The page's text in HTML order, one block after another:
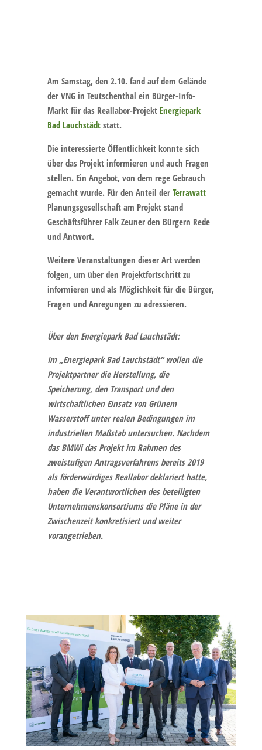
Am Samstag, den 2.10. fand auf dem Gelände
der VNG in Teutschenthal ein Bürger-Info-
Markt für das Reallabor-Projekt Energiepark
Bad Lauchstädtstatt.
Die interessierte Öffentlichkeit konnte sich
über das Projekt informieren und auch Fragen
stellen. Ein Angebot, von dem rege Gebrauch
gemacht wurde. Für den Anteil der Terrawatt
Planungsgesellschaft am Projekt stand
Geschäftsführer Falk Zeuner den Bürgern Rede
und Antwort.
Weitere Veranstaltungen dieser Art werden
folgen, um über den Projektfortschritt zu
informieren und als Möglichkeit für die Bürger,
Fragen und Anregungen zu adressieren.
Über den Energiepark Bad Lauchstädt:
Im „Energiepark Bad Lauchstädt“ wollen die
Projektpartner die Herstellung, die
Speicherung, den Transport und den
wirtschaftlichen Einsatz von Grünem
Wasserstoff unter realen Bedingungen im
industriellen Maßstab untersuchen. Nachdem
das BMWi das Projekt im Rahmen des
zweistufigen Antragsverfahrens bereits 2019
als förderwürdiges Reallabor deklariert hatte,
haben die Verantwortlichen des beteiligten
Unternehmenskonsortiums die Pläne in der
Zwischenzeit konkretisiert und weiter
vorangetrieben.